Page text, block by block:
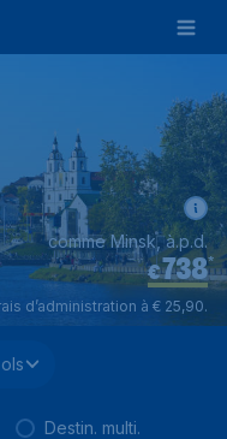
€738*
comme Minsk, à.p.d.
d’administration à € 25,90.
Destin. multi.